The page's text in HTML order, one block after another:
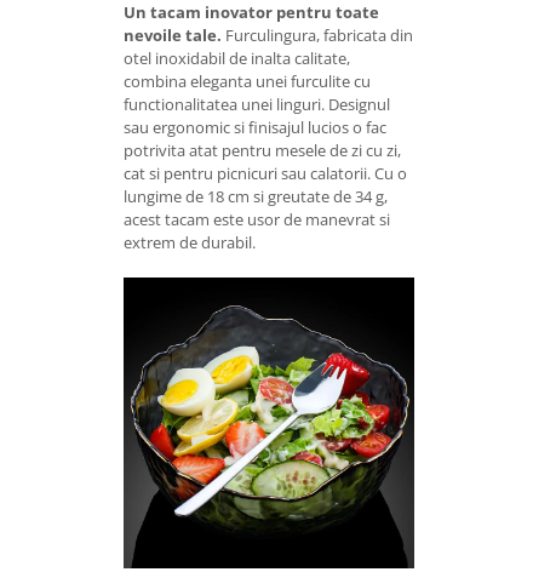
Un tacam inovator pentru toate
nevoile tale. Furculingura, fabricata din
otel inoxidabil de inalta calitate,
combina eleganta unei furculite cu
functionalitatea unei linguri. Designul
sau ergonomic si finisajul lucios o fac
potrivita atat pentru mesele de zi cu zi,
cat si pentru picnicuri sau calatorii. Cu o
lungime de 18 cm si greutate de 34 g,
acest tacam este usor de manevrat si
extrem de durabil.